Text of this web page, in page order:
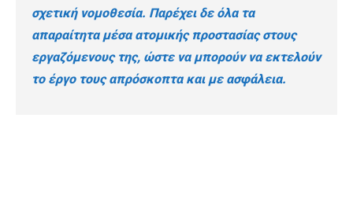
σχετική νομοθεσία. Παρέχει δε όλα τα
απαραίτητα μέσα ατομικής προστασίας στους
εργαζόμενους της, ώστε να μπορούν να εκτελούν
το έργο τους απρόσκοπτα και με ασφάλεια.